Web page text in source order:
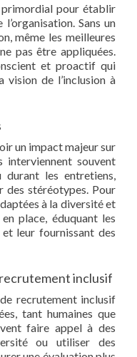
primordial pour établir
Sans un
même les meilleures
pas être appliquées.
et proactif qui
de l’inclusion à
un impact majeur sur
interviennent souvent
les entretiens,
des stéréotypes. Pour
à la diversité et
place, éduquant les
leur fournissant des
inclusif
recrutement inclusif
tant humaines que
faire appel à des
ou utiliser des